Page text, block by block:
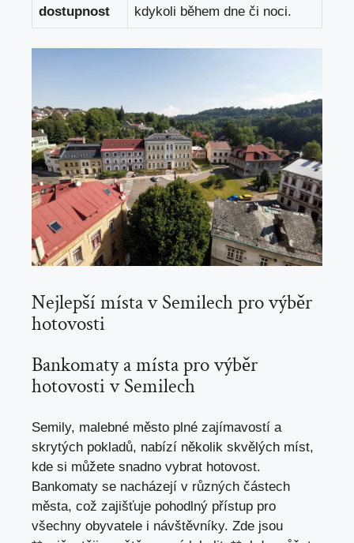
dostupnost
kdykoli během dne či noci.
Nejlepší místa v Semilech pro výběr
hotovosti
Bankomaty amísta pro výběr
hotovosti v Semilech
Semily, malebné město plné zajímavostí a
skrytých pokladů, nabízí několik skvělých míst,
kde si můžete snadno vybrat hotovost.
Bankomaty se nacházejí v různých částech
města, což zajišťuje pohodlný přístup pro
všechny obyvatele i návštěvníky. Zde jsou